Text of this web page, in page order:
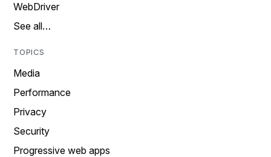
WebDriver
See all…
TOPICS
Media
Performance
Privacy
Security
Progressive web apps